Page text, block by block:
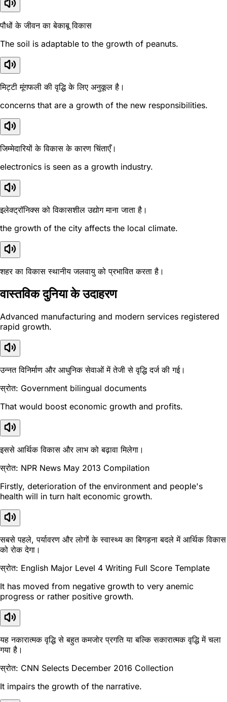
पौधों के जीवन का बेकाबू विकास
The soil is adaptable to the growth of peanuts.
मिट्टी मूंगफली की वृद्धि के लिए अनुकूल है।
concerns that are a growth of the new responsibilities.
जिम्मेदारियों के विकास के कारण चिंताएँ।
electronics is seen as a growth industry.
इलेक्ट्रॉनिक्स को विकासशील उद्योग माना जाता है।
the growth of the city affects the local climate.
शहर का विकास स्थानीय जलवायु को प्रभावित करता है।
वास्तविक दुनिया के उदाहरण
Advanced manufacturing and modern services registered
rapid growth.
उन्नत विनिर्माण और आधुनिक सेवाओं में तेजी से वृद्धि दर्ज की गई।
स्रोत: Government bilingual documents
That would boost economic growth and profits.
इससे आर्थिक विकास और लाभ को बढ़ावा मिलेगा।
स्रोत: NPR News May 2013 Compilation
Firstly, deterioration of the environment and people's
health will in turn halt economic growth.
सबसे पहले, पर्यावरण और लोगों के स्वास्थ्य का बिगड़ना बदले में आर्थिक विकास
को रोक देगा।
स्रोत: English Major Level 4 Writing Full Score Template
It has moved from negative growth to very anemic
progress or rather positive growth.
यह नकारात्मक वृद्धि से बहुत कमजोर प्रगति या बल्कि सकारात्मक वृद्धि में चला
गया है।
स्रोत: CNN Selects December 2016 Collection
It impairs the growth of the narrative.